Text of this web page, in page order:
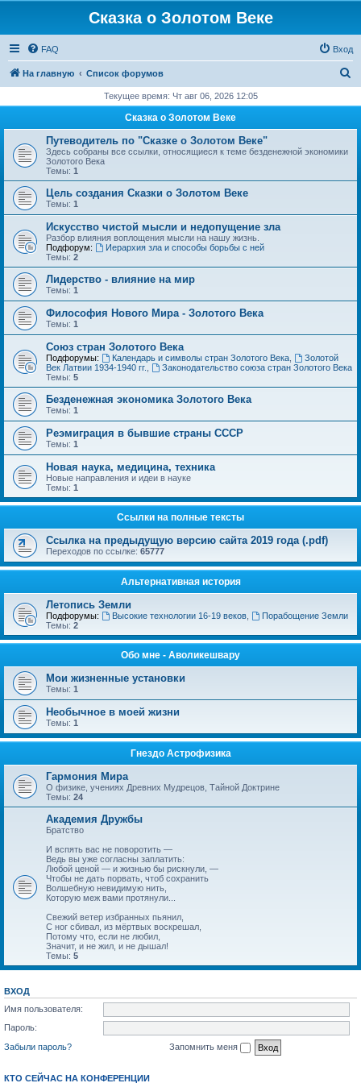
Сказка о Золотом Веке
FAQ Вход
На главную Список форумов
с
Текущее время: Чт авг 06, 2026 12:05
Сказка о Золотом Веке
Путеводитель по "Сказке о Золотом Веке"
Здесь собраны все ссылки, относящиеся к теме безденежной экономики
Золотого Века
Темы: 1
Цель создания Сказки о Золотом Веке
Темы: 1
Искусство чистой мысли и недопущение зла
Разбор влияния воплощения мысли на нашу жизнь.
Подфорум:
Иерархия зла и способы борьбы с ней
Темы: 2
Лидерство - влияние на мир
Темы: 1
Философия Нового Мира - Золотого Века
Темы: 1
Cоюз стран Золотого Века
Подфорумы: Календарь и символы стран Золотого Века,
Золотой
Век Латвии 1934-1940 гг.
Законодательство союза стран Золотого Века
Темы: 5
Безденежная экономика Золотого Века
Темы: 1
Реэмиграция в бывшие страны СССР
Темы: 1
Новая наука, медицина, техника
Новые направления и идеи в науке
Темы: 1
Ссылки на полные тексты
Ссылка на предыдущую версию сайта 2019 года (.pdf)
Переходов по ссылке: 65777
Альтернативная история
Летопись Земли
Подфорумы: Высокие технологии 16-19 веков,
Порабощение Земли
Темы: 2
Обо мне - Аволикешвару
Мои жизненные установки
Темы: 1
Необычное в моей жизни
Темы: 1
Гнездо Астрофизика
Гармония Мира
О физике, учениях Древних Мудрецов, Тайной Доктрине
Темы: 24
Академия Дружбы
Братство
И вспять вас не поворотить —
Ведь вы уже согласны заплатить:
Любой ценой — и жизнью бы рискнули, —
Чтобы не дать порвать, чтоб сохранить
Волшебную невидимую нить,
Которую меж вами протянули...
Свежий ветер избранных пьянил,
С ног сбивал, из мёртвых воскрешал,
Потому что, если не любил,
Значит, и не жил, и не дышал!
Темы: 5
ВХОД
Имя пользователя:
Пароль:
Забыли пароль?
Запомнить меня
КТО СЕЙЧАС НА КОНФЕРЕНЦИИ